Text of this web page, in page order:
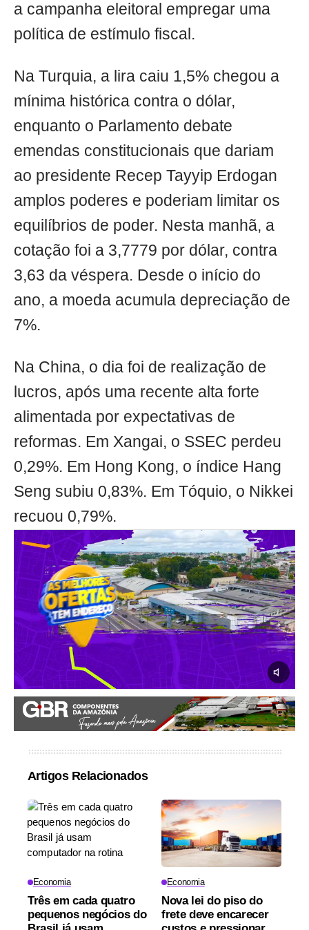
a campanha eleitoral empregar uma
política de estímulo fiscal.
Na Turquia, a lira caiu 1,5% chegou a
mínima histórica contra o dólar,
enquanto o Parlamento debate
emendas constitucionais que dariam
ao presidente Recep Tayyip Erdogan
amplos poderes e poderiam limitar os
equilíbrios de poder. Nesta manhã, a
cotação foi a 3,7779 por dólar, contra
3,63 da véspera. Desde o início do
ano, a moeda acumula depreciação de
7%.
Na China, o dia foi de realização de
lucros, após uma recente alta forte
alimentada por expectativas de
reformas. Em Xangai, o SSEC perdeu
0,29%. Em Hong Kong, o índice Hang
Seng subiu 0,83%. Em Tóquio, o Nikkei
recuou 0,79%.
Artigos Relacionados
Economia
Três em cada quatro
pequenos negócios do
Economia
Nova lei do piso do
frete deve encarecer